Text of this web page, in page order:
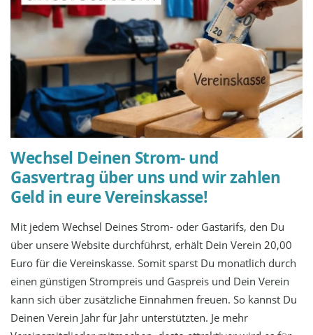
Wechsel Deinen Strom- und
Gasvertrag über uns und wir zahlen
Geld in eure Vereinskasse!
Mit jedem Wechsel Deines Strom- oder Gastarifs, den Du
über unsere Website durchführst, erhält Dein Verein 20,00
Euro für die Vereinskasse. Somit sparst Du monatlich durch
einen günstigen Strompreis und Gaspreis und Dein Verein
kann sich über zusätzliche Einnahmen freuen. So kannst Du
Deinen Verein Jahr für Jahr unterstützten. Je mehr